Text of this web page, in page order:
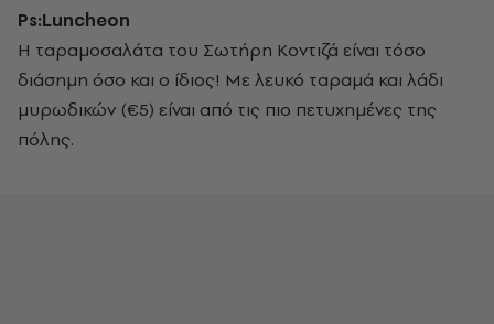
Ps:Luncheon
Η ταραμοσαλάτα του Σωτήρη Κοντιζά είναι τόσο
διάσημη όσο και ο ίδιος! Με λευκό ταραμά και λάδι
μυρωδικών (€5) είναι από τις πιο πετυχημένες της
πόλης.